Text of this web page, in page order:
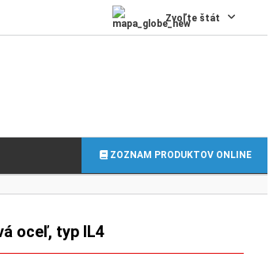
Zvoľte štát
ZOZNAM PRODUKTOV ONLINE
oceľ, typ IL4